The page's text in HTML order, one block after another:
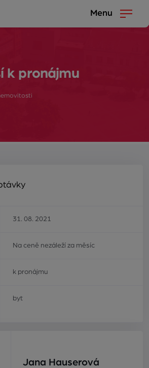
Menu
k pronájmu
31. 08. 2021
Na ceně nezáleží za měsíc
k pronájmu
byt
Jana Hauserová